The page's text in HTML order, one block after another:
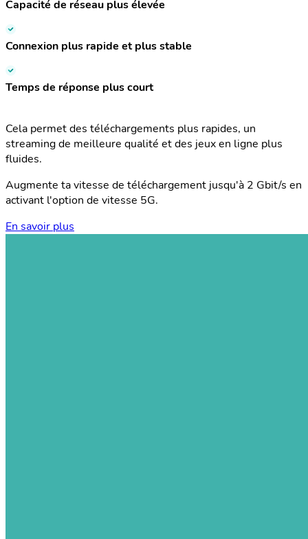
Capacité de réseau plus élevée
Connexion plus rapide et plus stable
Temps de réponse plus court
Cela permet des téléchargements plus rapides, un
streaming de meilleure qualité et des jeux en ligne plus
fluides.
Augmente ta vitesse de téléchargement jusqu'à 2 Gbit/s en
activant l'option de vitesse 5G.
En savoir plus